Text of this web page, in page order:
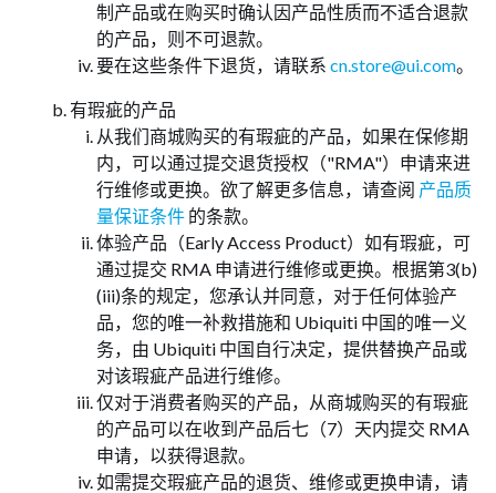
制产品或在购买时确认因产品性质而不适合退款
的产品，则不可退款。
要在这些条件下退货，请联系 cn.store@ui.com。
有瑕疵的产品
从我们商城购买的有瑕疵的产品，如果在保修期
内，可以通过提交退货授权（"RMA"）申请来进
行维修或更换。欲了解更多信息，请查阅 产品质
量保证条件 的条款。
体验产品（Early Access Product）如有瑕疵，可
通过提交 RMA 申请进行维修或更换。根据第3(b)
(iii)条的规定，您承认并同意，对于任何体验产
品，您的唯一补救措施和 Ubiquiti 中国的唯一义
务，由 Ubiquiti 中国自行决定，提供替换产品或
对该瑕疵产品进行维修。
仅对于消费者购买的产品，从商城购买的有瑕疵
的产品可以在收到产品后七（7）天内提交 RMA
申请，以获得退款。
如需提交瑕疵产品的退货、维修或更换申请，请